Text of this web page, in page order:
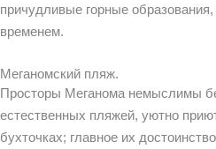
причудливые горные
временем.
Меганомский пляж.
Просторы Меганома немыслимы
естественных пляжей, уютно
бухточках; главное их